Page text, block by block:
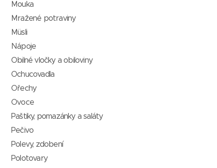
Mouka
Mražené potraviny
Müsli
Nápoje
Obilné vločky a obiloviny
Ochucovadla
Ořechy
Ovoce
Paštiky, pomazánky a saláty
Pečivo
Polevy, zdobení
Polotovary